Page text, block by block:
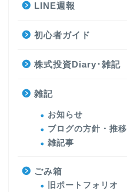
LINE週報
初心者ガイド
株式投資Diary･雑記
雑記
お知らせ
ブログの方針・推移
雑記事
ごみ箱
旧ポートフォリオ